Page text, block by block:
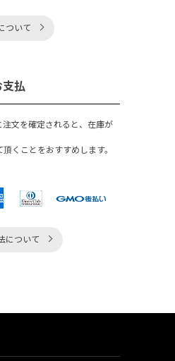
ついて
支払
文を確定されると、在庫が
くことをおすすめします。
について